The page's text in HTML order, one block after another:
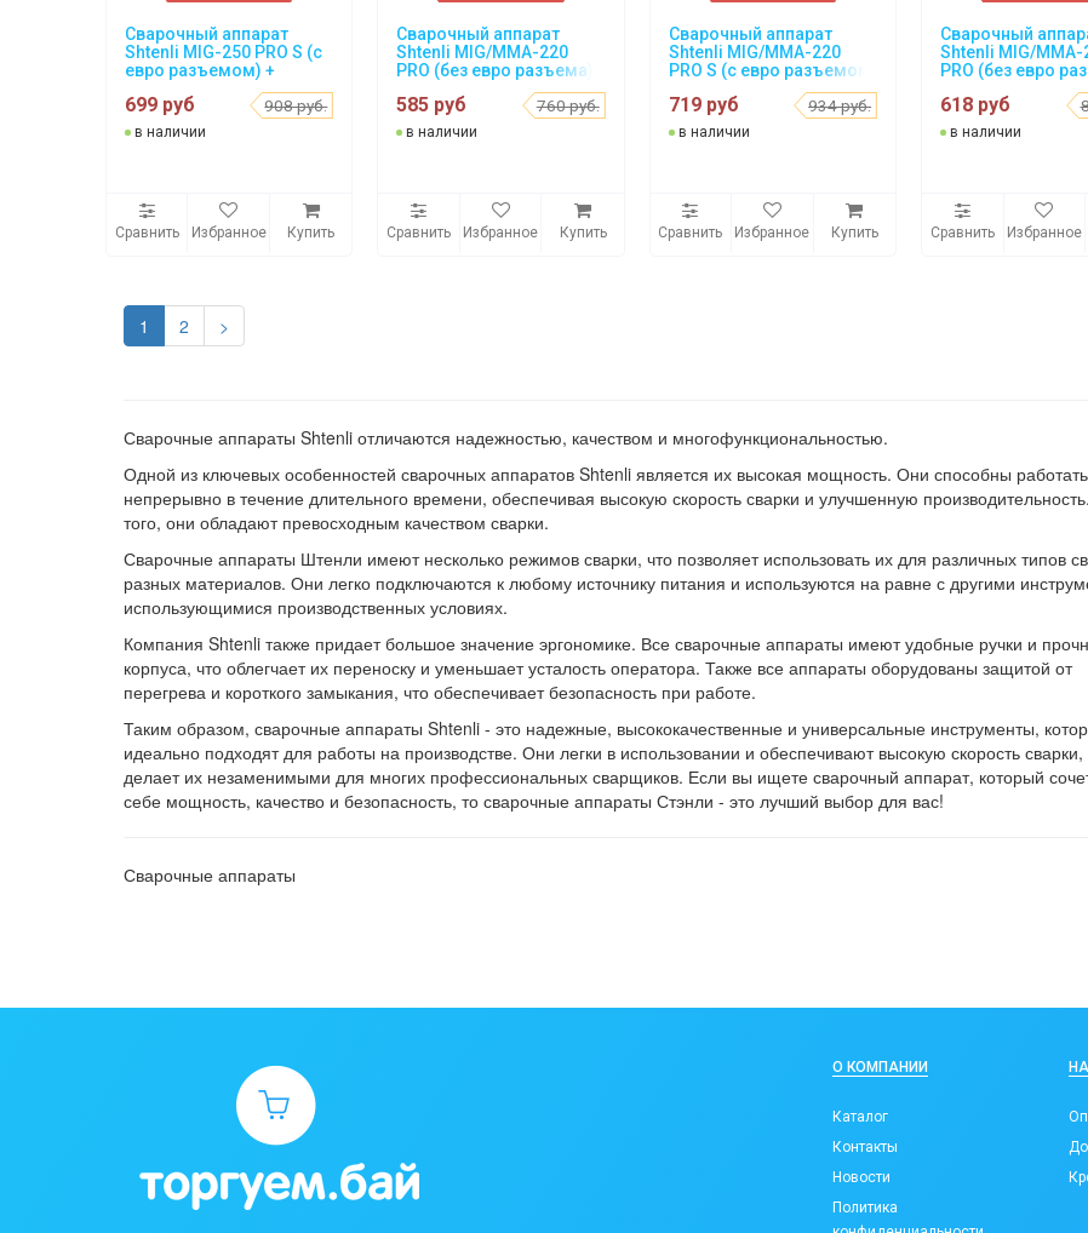
Сварочный аппарат
Shtenli MIG-250 PRO S (с
евро разъемом) +
подарок Маска WH 1000
699 руб 908 руб.
в наличии
Сравнить Избранное Купить
Сварочный аппарат
Shtenli MIG/MMA-220
PRO (без евро разъема)
+ подарок Маска WH
1000
585 руб 760 руб.
в наличии
Сравнить Избранное Купить
Сварочный аппарат
Shtenli MIG/MMA-220
PRO S (с евро разъемом)
+ подарок Маска WH
1000
719 руб 934 руб.
в наличии
Сравнить Избранное Купить
Сварочный
Shtenli MIG/MMA-
PRO (без евро
+ подарок Маска
1000
618 руб
в наличии
Сравнить Избранное
1 2 >
Сварочные аппараты Shtenli отличаются надежностью, качеством и многофункциональностью.
Одной из ключевых особенностей сварочных аппаратов Shtenli является их высокая мощность. Они способны работать
непрерывно в течение длительного времени, обеспечивая высокую скорость сварки и улучшенную
того, они обладают превосходным качеством сварки.
Сварочные аппараты Штенли имеют несколько режимов сварки, что позволяет использовать их для различных типов
разных материалов. Они легко подключаются к любому источнику питания и используются на равне с другими
использующимися производственных условиях.
Компания Shtenli также придает большое значение эргономике. Все сварочные аппараты имеют удобные ручки и
корпуса, что облегчает их переноску и уменьшает усталость оператора. Также все аппараты оборудованы защитой от
перегрева и короткого замыкания, что обеспечивает безопасность при работе.
Таким образом, сварочные аппараты Shtenli - это надежные, высококачественные и универсальные инструменты,
идеально подходят для работы на производстве. Они легки в использовании и обеспечивают высокую скорость сварки,
делает их незаменимыми для многих профессиональных сварщиков. Если вы ищете сварочный аппарат, который
себе мощность, качество и безопасность, то сварочные аппараты Стэнли - это лучший выбор для вас!
Сварочные аппараты
О КОМПАНИИ
Каталог
Контакты
Новости
Политика